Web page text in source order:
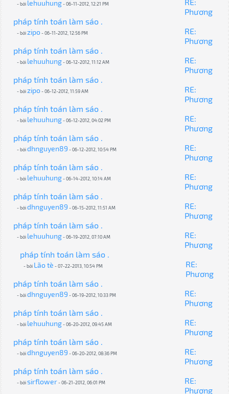
- bởi lehuuhung- 06-11-2012, 12:21 PM
RE:
Phương
pháp tính toán làm sáo .
- bởizipo- 06-11-2012, 12:56 PM
RE:
Phương
pháp tính toán làm sáo .
- bởi lehuuhung- 06-12-2012, 11:12 AM
RE:
Phương
pháp tính toán làm sáo .
- bởizipo- 06-12-2012, 11:59 AM
RE:
Phương
pháp tính toán làm sáo .
- bởi lehuuhung- 06-12-2012, 04:02 PM
RE:
Phương
pháp tính toán làm sáo .
- bởidhnguyen89 - 06-12-2012, 10:54 PM
RE:
Phương
pháp tính toán làm sáo .
- bởi lehuuhung- 06-14-2012, 10:14 AM
RE:
Phương
pháp tính toán làm sáo .
- bởidhnguyen89 - 06-15-2012, 11:51 AM
RE:
Phương
pháp tính toán làm sáo .
- bởi lehuuhung- 06-19-2012, 07:10 AM
RE:
Phương
pháp tính toán làm sáo .
- bởi Lão tè - 07-22-2013, 10:54 PM
RE:
Phương
pháp tính toán làm sáo .
- bởidhnguyen89 - 06-19-2012, 10:33 PM
RE:
Phương
pháp tính toán làm sáo .
- bởi lehuuhung- 06-20-2012, 09:45 AM
RE:
Phương
pháp tính toán làm sáo .
- bởidhnguyen89 - 06-20-2012, 08:36 PM
RE:
Phương
pháp tính toán làm sáo .
- bởisirflower- 06-21-2012, 06:01 PM
RE:
Phương